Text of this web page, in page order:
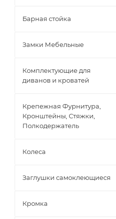
Барная стойка
Замки Мебельные
Комплектующие для
диванов и кроватей
Крепежная Фурнитура,
Кронштейны, Стяжки,
Полкодержатель
Колеса
Заглушки самоклеющиеся
Кромка